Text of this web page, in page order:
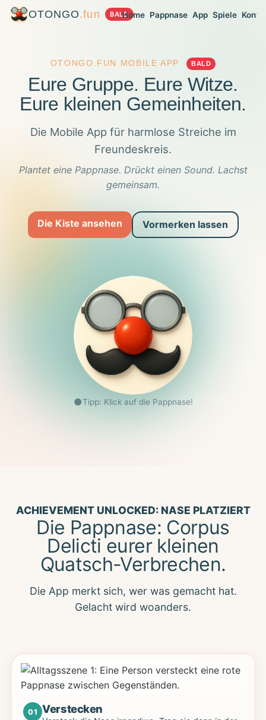
OTONGO.fun BALDHome Pappnase App Spiele
OTONGO.FUN MOBILE APP BALD
Eure Gruppe. Eure Witze.
Eure kleinen Gemeinheiten.
Die Mobile App für harmlose Streiche im
Freundeskreis.
Plantet eine Pappnase. Drückt einen Sound. Lachst
gemeinsam.
Die Kiste ansehen Vormerken lassen
●Tipp: Klick auf die Pappnase!
ACHIEVEMENT UNLOCKED: NASE PLATZIERT
Die Pappnase: Corpus
Delicti eurer kleinen
Quatsch-Verbrechen.
Die App merkt sich, wer was gemacht hat.
Gelacht wird woanders.
01 Verstecken